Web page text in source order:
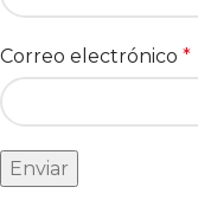
Correo electrónico *